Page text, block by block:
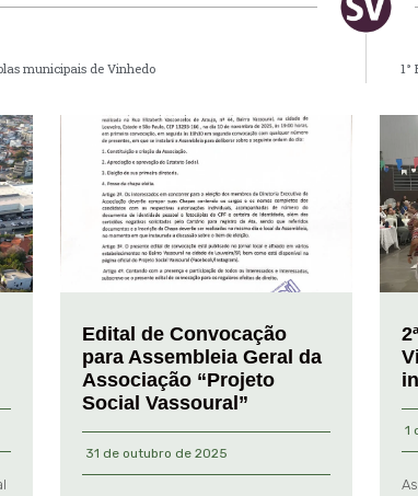
municipais de Vinhedo 1°
Edital de Convocação
para Assembleia Geral da
Associação “Projeto
Social Vassoural”
31 de outubro de 2025
1